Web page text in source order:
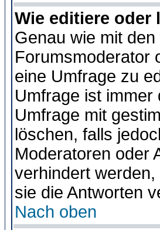
Wie editiere oder
Genau wie mit
Forumsmoderator
eine Umfrage zu
Umfrage ist
Umfrage mit
löschen, falls
Moderatoren oder
verhindert
sie die Antworten
Nach oben